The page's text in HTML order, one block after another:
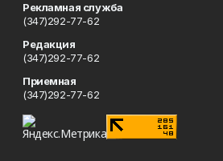
Рекламная служба
(347)292-77-62
Редакция
(347)292-77-62
Приемная
(347)292-77-62